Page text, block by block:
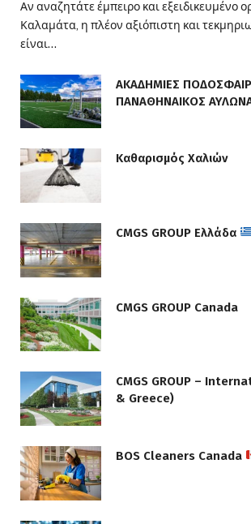
Αν αναζητάτε έμπειρο και εξειδικευμένο
Καλαμάτα, η πλέον αξιόπιστη και
είναι…
ΑΚΑΔΗΜΙΕΣ
ΠΑΝΑΘΗΝΑΙΚΟΣ
Καθαρισμός Χαλιών
CMGS GROUP Ελλάδα
CMGS GROUP Canada
CMGS GROUP –
& Greece)
BOS Cleaners Canada